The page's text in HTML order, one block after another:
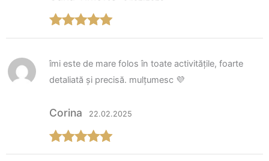
Evaluat la5
Evaluat la5
Corina 22.02.2025
îmi este de mare folos în toate activitățile, foarte
detaliată și precisă. mulțumesc 💜